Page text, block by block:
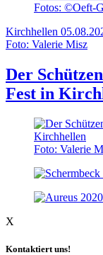
Fotos: ©Oeft-
Kirchhellen
Foto: Valerie Misz
Der
Fest in
Foto: Valerie
X
Kontaktiert uns!